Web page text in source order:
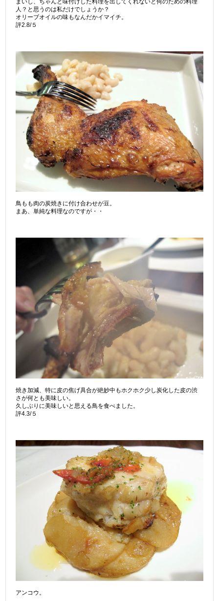
人？と思うのは私だけでしょうか？
オリーブオイルの味もなんだかイマイチ。
評2.8/５
鳥もも肉の炭焼きに付け合わせが豆。
まあ、単純な料理なのですが・・
焼き加減、特に皮の焦げ具合が絶妙中もホクホク少し炭化した皮の渋
さが何とも美味しい。
久しぶりに美味しいと思える鳥を食べました。
評4.3/５
アンコウ。